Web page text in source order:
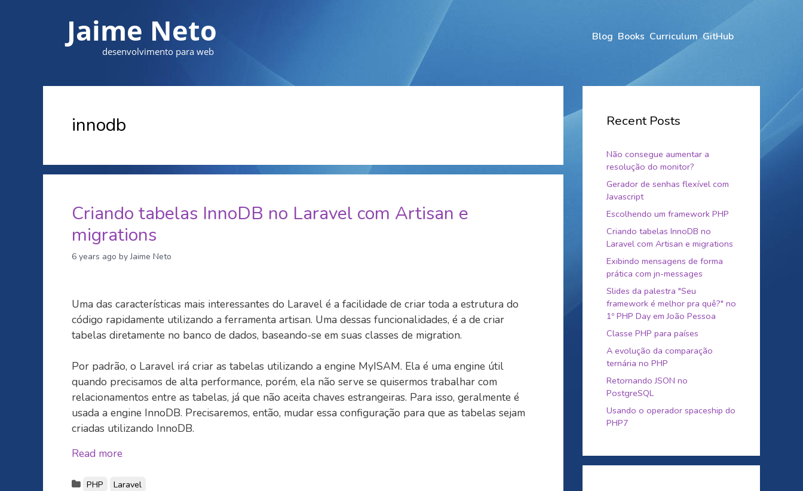
Jaime Neto
desenvolvimento para web
Blog Books Curriculum GitHub
innodb
Criando tabelas InnoDB no Laravel com Artisan e
migrations
6 years ago by Jaime Neto
Uma das características mais interessantes do Laravel é a facilidade de criar toda a estrutura do
código rapidamente utilizando a ferramenta artisan. Uma dessas funcionalidades, é a de criar
tabelas diretamente no banco de dados, baseando-se em suas classes de migration.
Por padrão, o Laravel irá criar as tabelas utilizando a engine MyISAM. Ela é uma engine útil
quando precisamos de alta performance, porém, ela não serve se quisermos trabalhar com
relacionamentos entre as tabelas, já que não aceita chaves estrangeiras. Para isso, geralmente é
usada a engine InnoDB. Precisaremos, então, mudar essa configuração para que as tabelas sejam
criadas utilizando InnoDB.
Read more
PHP
Laravel
Recent Posts
Não consegue aumentar a
resolução do monitor?
Gerador de senhas flexível com
Javascript
Escolhendo um framework PHP
Criando tabelas InnoDB no
Laravel com Artisan e migrations
Exibindo mensagens de forma
prática com jn-messages
Slides da palestra "Seu
framework é melhor pra quê?" no
1º PHP Day em João Pessoa
Classe PHP para países
A evolução da comparação
ternária no PHP
Retornando JSON no
PostgreSQL
Usando o operador spaceship do
PHP7